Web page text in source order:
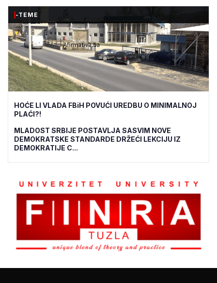
-TEME
HOĆE LI VLADA FBiH POVUĆI UREDBU O MINIMALNOJ
PLAĆI?!
MLADOST SRBIJE POSTAVLJA SASVIM NOVE
DEMOKRATSKE STANDARDE DRŽEĆI LEKCIJU IZ
DEMOKRATIJE C...